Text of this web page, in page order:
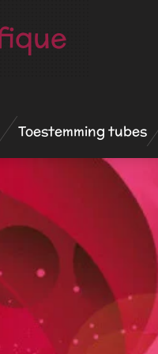
Toestemming tubes